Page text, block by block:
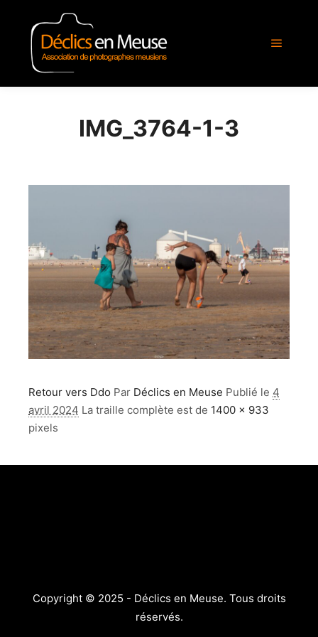
IMG_3764-1-3
Retour vers Ddo Par Déclics en Meuse Publié le 4
avril 2024 La traille complète est de 1400 × 933
pixels
Copyright © 2025 - Déclics en Meuse. Tous droits
réservés.